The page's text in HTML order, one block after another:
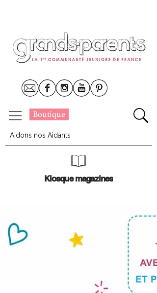
Boutique
Aidons nos Aidants
Kiosque magazines